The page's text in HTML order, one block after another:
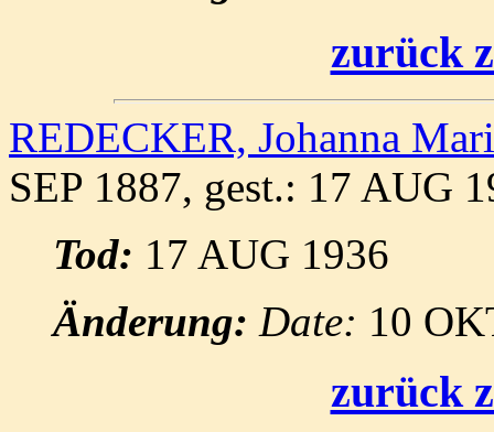
zurück
REDECKER, Johanna
SEP 1887, gest.: 17 AUG
Tod: 17 AUG 1936
Änderung: Date: 10
zurück